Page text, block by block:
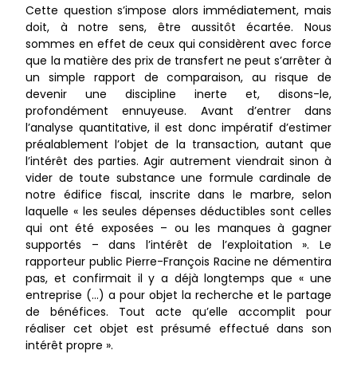
Cette question s’impose alors immédiatement, mais
doit, à notre sens, être aussitôt écartée. Nous
sommes en effet de ceux qui considèrent avec force
que la matière des prix de transfert ne peut s’arrêter à
un simple rapport de comparaison, au risque de
devenir une discipline inerte et, disons-le,
profondément ennuyeuse. Avant d’entrer dans
l’analyse quantitative, il est donc impératif d’estimer
préalablement l’objet de la transaction, autant que
l’intérêt des parties. Agir autrement viendrait sinon à
vider de toute substance une formule cardinale de
notre édifice fiscal, inscrite dans le marbre, selon
laquelle « les seules dépenses déductibles sont celles
qui ont été exposées – ou les manques à gagner
supportés – dans l’intérêt de l’exploitation ». Le
rapporteur public Pierre-François Racine ne démentira
pas, et confirmait il y a déjà longtemps que « une
entreprise (…) a pour objet la recherche et le partage
de bénéfices. Tout acte qu’elle accomplit pour
réaliser cet objet est présumé effectué dans son
intérêt propre ».